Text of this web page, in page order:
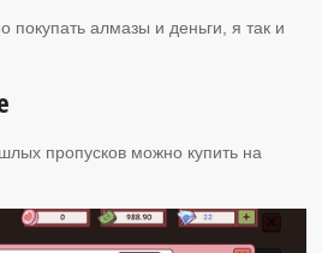
покупать алмазы и деньги, я так и
пропусков можно купить на